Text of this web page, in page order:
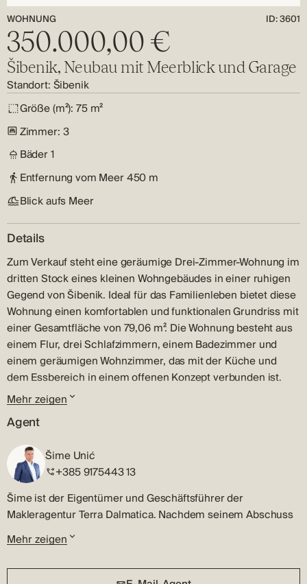
WOHNUNG
ID: 3601
350.000,00 €
Šibenik, Neubau mit Meerblick und Garage
Standort: Šibenik
Größe (m²): 75 m²
Zimmer: 3
Bäder1
Entfernung vom Meer450 m
Blick aufs Meer
Details
Zum Verkauf steht eine geräumige Drei-Zimmer-Wohnung im
dritten Stock eines kleinen Wohngebäudes in einer ruhigen
Gegend von Šibenik. Ideal für das Familienleben bietet diese
Wohnung einen komfortablen und funktionalen Grundriss mit
einer Gesamtfläche von 79,06 m². Die Wohnung besteht aus
einem Flur, drei Schlafzimmern, einem Badezimmer und
einem geräumigen Wohnzimmer, das mit der Küche und
dem Essbereich in einem offenen Konzept verbunden ist.
Vom Essbereich aus gelangen Sie auf die überdachte
Terrasse (6,65 m²), die sich perfekt zum Entspannen und
Genießen der frischen Luft eignet. Die Wohnung ist mit
elektrischer Fußbodenheizung in allen Räumen ausgestattet,
und jedes Schlafzimmer verfügt über eine eigene
Klimaanlage, die das ganze Jahr über eine angenehme
Temperatur gewährleistet. Zur Wohnung gehört auch ein
Abstellraum (2,78 m²) und ein Parkplatz (7,50 m²), was den
praktischen Alltag zusätzlich erleichtert. Die gesamte
Nettofläche (Nutzfläche) beträgt 89,34 m². In einer ruhigen
Mehr zeigen
Agent
Šime Unić
+385 9175443 13
Šime ist der Eigentümer und Geschäftsführer der
Makleragentur Terra Dalmatica. Nachdem seinem Abschuss
an der Fakultät für Betriebswirtschaft der Universität in
Zagreb gemacht hatte, begann er seine professionelle
Karriere als Makler in seiner Heimatstadt Šibenik.
Mehr zeigen